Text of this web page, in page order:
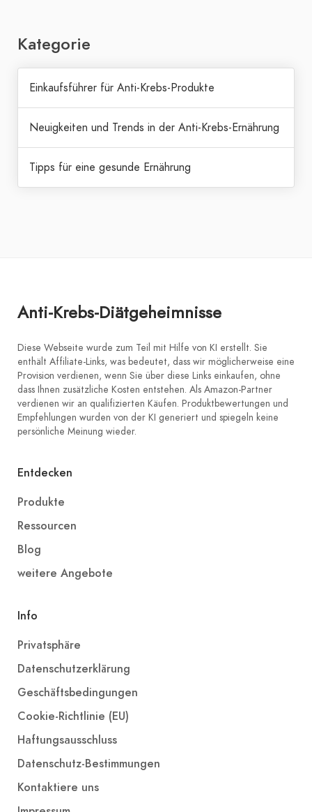
Kategorie
Einkaufsführer für Anti-Krebs-Produkte
Neuigkeiten und Trends in der Anti-Krebs-Ernährung
Tipps für eine gesunde Ernährung
Anti-Krebs-Diätgeheimnisse
Diese Webseite wurde zum Teil mit Hilfe von KI erstellt. Sie
enthält Affiliate-Links, was bedeutet, dass wir möglicherweise eine
Provision verdienen, wenn Sie über diese Links einkaufen, ohne
dass Ihnen zusätzliche Kosten entstehen. Als Amazon-Partner
verdienen wir an qualifizierten Käufen. Produktbewertungen und
Empfehlungen wurden von der KI generiert und spiegeln keine
persönliche Meinung wieder.
Entdecken
Produkte
Ressourcen
Blog
weitere Angebote
Info
Privatsphäre
Datenschutzerklärung
Geschäftsbedingungen
Cookie-Richtlinie (EU)
Haftungsausschluss
Datenschutz-Bestimmungen
Kontaktiere uns